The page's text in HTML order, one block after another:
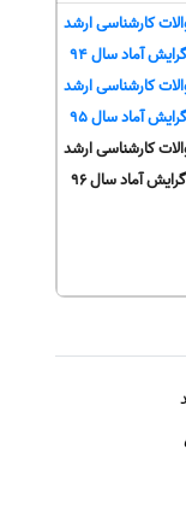
کارشناسی ارشد
آماد سال 94
کارشناسی ارشد
آماد سال 95
کارشناسی ارشد
آماد سال 96